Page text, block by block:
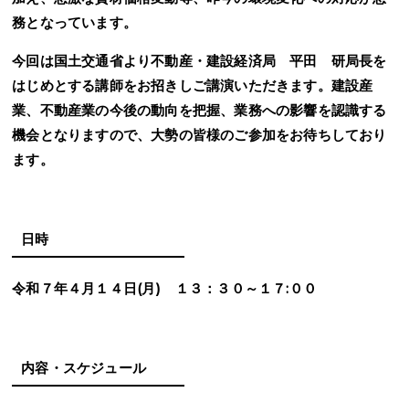
務となっています。
今回は国土交通省より不動産・建設経済局 平田 研局長を
はじめとする講師をお招きしご講演いただきます。建設産
業、不動産業の今後の動向を把握、業務への影響を認識する
機会となりますので、大勢の皆様のご参加をお待ちしており
ます。
日時
令和７年４月１４日(月) １３：３０～１７:００
内容・スケジュール